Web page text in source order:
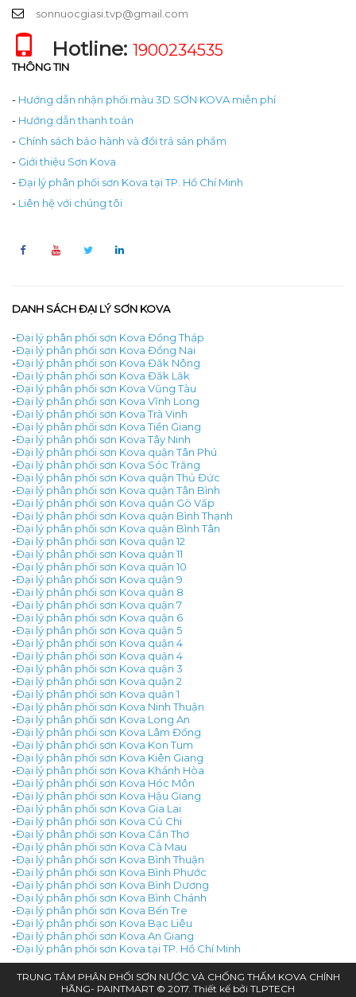
sonnuocgiasi.tvp@gmail.com
Hotline: 1900234535
THÔNG TIN
- Hướng dẫn nhận phối màu 3D SƠN KOVA miễn phí
- Hướng dẫn thanh toán
- Chính sách bảo hành và đổi trả sản phẩm
- Giới thiệu Sơn Kova
-Đại lý phân phối sơn Kova tại TP. Hồ Chí Minh
- Liên hệ với chúng tôi
DANH SÁCH ĐẠI LÝ SƠN KOVA
-Đại lý phân phối sơn Kova Đồng Tháp
-Đại lý phân phối sơn Kova Đồng Nai
-Đại lý phân phối sơn Kova Đăk Nông
-Đại lý phân phối sơn Kova Đăk Lăk
-Đại lý phân phối sơn Kova Vũng Tàu
-Đại lý phân phối sơn Kova Vĩnh Long
-Đại lý phân phối sơn Kova Trà Vinh
-Đại lý phân phối sơn Kova Tiền Giang
-Đại lý phân phối sơn Kova Tây Ninh
-Đại lý phân phối sơn Kova quận Tân Phú
-Đại lý phân phối sơn Kova Sóc Trăng
-Đại lý phân phối sơn Kova quận Thủ Đức
-Đại lý phân phối sơn Kova quận Tân Bình
-Đại lý phân phối sơn Kova quận Gò Vấp
-Đại lý phân phối sơn Kova quận Bình Thạnh
-Đại lý phân phối sơn Kova quận Bình Tân
-Đại lý phân phối sơn Kova quận 12
-Đại lý phân phối sơn Kova quận 11
-Đại lý phân phối sơn Kova quận 10
-Đại lý phân phối sơn Kova quận 9
-Đại lý phân phối sơn Kova quận 8
-Đại lý phân phối sơn Kova quận 7
-Đại lý phân phối sơn Kova quận 6
-Đại lý phân phối sơn Kova quận 5
-Đại lý phân phối sơn Kova quận 4
-Đại lý phân phối sơn Kova quận 4
-Đại lý phân phối sơn Kova quận 3
-Đại lý phân phối sơn Kova quận 2
-Đại lý phân phối sơn Kova quận 1
-Đại lý phân phối sơn Kova Ninh Thuận
-Đại lý phân phối sơn Kova Long An
-Đại lý phân phối sơn Kova Lâm Đồng
-Đại lý phân phối sơn Kova Kon Tum
-Đại lý phân phối sơn Kova Kiên Giang
-Đại lý phân phối sơn Kova Khánh Hòa
-Đại lý phân phối sơn Kova Hóc Môn
-Đại lý phân phối sơn Kova Hậu Giang
-Đại lý phân phối sơn Kova Gia Lai
-Đại lý phân phối sơn Kova Củ Chi
-Đại lý phân phối sơn Kova Cần Thơ
-Đại lý phân phối sơn Kova Cà Mau
-Đại lý phân phối sơn Kova Bình Thuận
-Đại lý phân phối sơn Kova Bình Phước
-Đại lý phân phối sơn Kova Bình Dương
-Đại lý phân phối sơn Kova Bình Chánh
-Đại lý phân phối sơn Kova Bến Tre
-Đại lý phân phối sơn Kova Bạc Liêu
-Đại lý phân phối sơn Kova An Giang
-Đại lý phân phối sơn Kova tại TP. Hồ Chí Minh
TRUNG TÂM PHÂN PHỐI SƠN NƯỚC VÀ CHỐNG THẤM KOVA CHÍNH
HÃNG- PAINTMART © 2017. Thiết kế bởi TLPTECH